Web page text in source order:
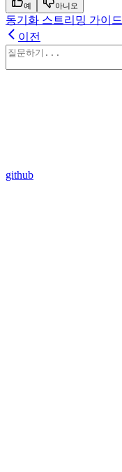
예 아니오
동기화 스트리밍 가이드
이전
github